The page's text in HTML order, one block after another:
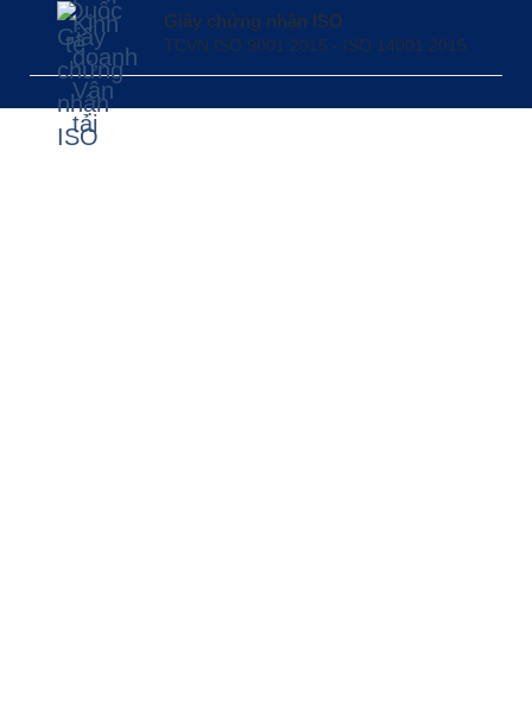
Giấy chứng nhận ISO
TCVN ISO 9001:2015 - ISO 14001:2015